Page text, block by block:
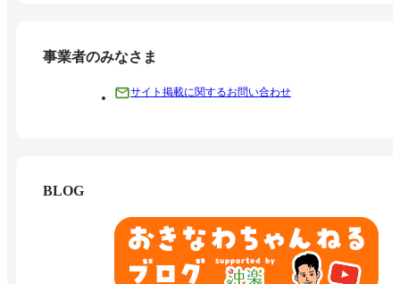
事業者のみなさま
サイト掲載に関するお問い合わせ
BLOG